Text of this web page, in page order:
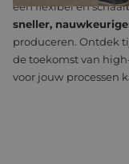
een flexibel en
sneller,
produceren. Ontdek
de toekomst van
voor jouw processen